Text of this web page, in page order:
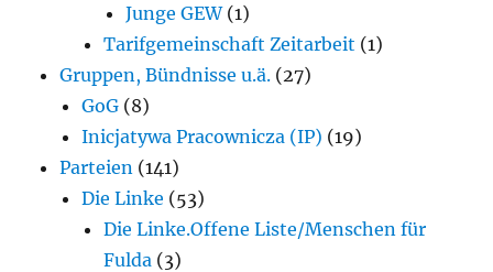
Junge GEW(1)
Tarifgemeinschaft Zeitarbeit (1)
Gruppen, Bündnisse u.ä. (27)
GoG (8)
Inicjatywa Pracownicza (IP) (19)
Parteien (141)
Die Linke (53)
Die Linke.Offene Liste/Menschen für
Fulda (3)